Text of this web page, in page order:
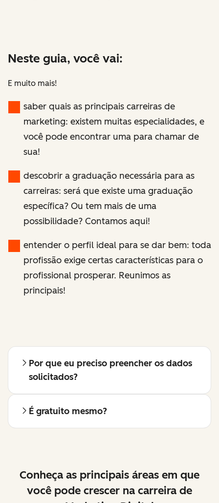
Neste guia, você vai:
E muito mais!
saber quais as principais carreiras de
marketing: existem muitas especialidades, e
você pode encontrar uma para chamar de
sua!
descobrir a graduação necessária para as
carreiras: será que existe uma graduação
específica? Ou tem mais de uma
possibilidade? Contamos aqui!
entender o perfil ideal para se dar bem: toda
profissão exige certas características para o
profissional prosperar. Reunimos as
principais!
Por que eu preciso preencher os dados
solicitados?
É gratuito mesmo?
Conheça as principais áreas em que
você pode crescer na carreira de